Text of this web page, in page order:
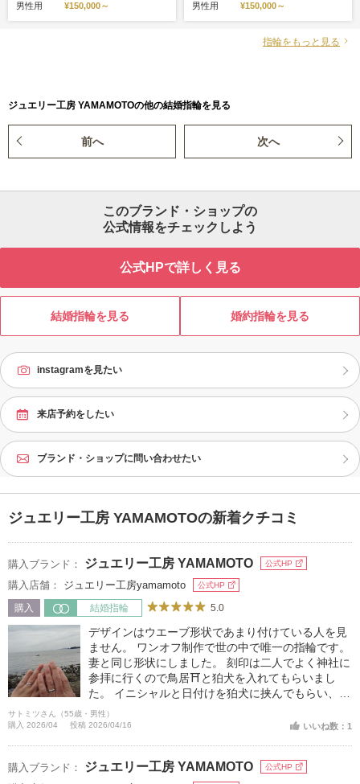
男性用
¥150,000～
男性用
¥150,000～
指輪をもっと見る
ジュエリー工房 YAMAMOTOの他の結婚指輪を見る
前へ 次へ
このブランド・ショップの
公式情報をチェックしよう
公式HPで詳しく見る
結婚指輪を見る 婚約指輪を見る
instagramを見たい
来店予約をしたい
ブランド・ショップに問い合わせたい
ジュエリー工房 YAMAMOTOの新着クチコミ
購入ブランド： ジュエリー工房 YAMAMOTO 公式HP
購入店舗： ジュエリー工房yamamoto 公式HP
購入 結婚指輪 5.0
デザインはウエーブ形状であまり付けている人を見
ません。 ワンオフ制作で世の中で唯一の指輪です。
妻と同じ形状にしました。 刻印は二人でよく神社に
参拝に行くので鳥居⛩と狛犬を入れてもらいまし
た。 イニシャルと日付けを狛犬に挟んでもらい、反
対側に鳥居を入れてもらいました。
サトミツさん（55歳・男性）
購入 2026/04
投稿 2026/04/16 いいね数：1
購入ブランド： ジュエリー工房 YAMAMOTO 公式HP